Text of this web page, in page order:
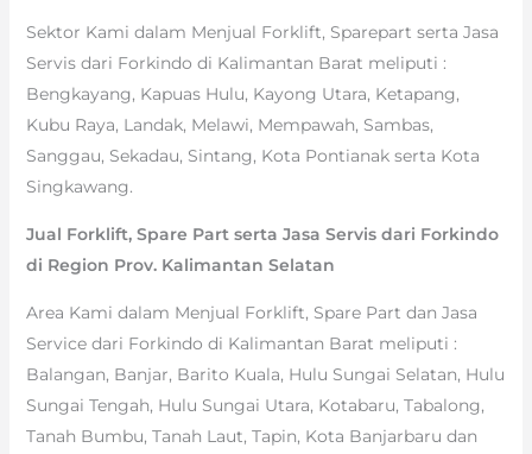
Sektor Kami dalam Menjual Forklift, Sparepart serta Jasa
Servis dari Forkindo di Kalimantan Barat meliputi :
Bengkayang, Kapuas Hulu, Kayong Utara, Ketapang,
Kubu Raya, Landak, Melawi, Mempawah, Sambas,
Sanggau, Sekadau, Sintang, Kota Pontianak serta Kota
Singkawang.
Jual Forklift, Spare Part serta Jasa Servis dari Forkindo
di Region Prov. Kalimantan Selatan
Area Kami dalam Menjual Forklift, Spare Part dan Jasa
Service dari Forkindo di Kalimantan Barat meliputi :
Balangan, Banjar, Barito Kuala, Hulu Sungai Selatan, Hulu
Sungai Tengah, Hulu Sungai Utara, Kotabaru, Tabalong,
Tanah Bumbu, Tanah Laut, Tapin, Kota Banjarbaru dan